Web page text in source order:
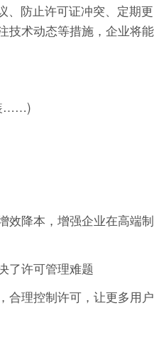
、防止许可证冲突、定期更
技术动态等措施，企业将能
……)
效降本，增强企业在高端制
了许可管理难题
合理控制许可，让更多用户